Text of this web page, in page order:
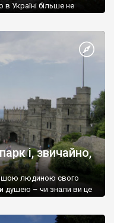
Україні більше не
і, звичайно,
людиною свого
душею – чи знали ви це